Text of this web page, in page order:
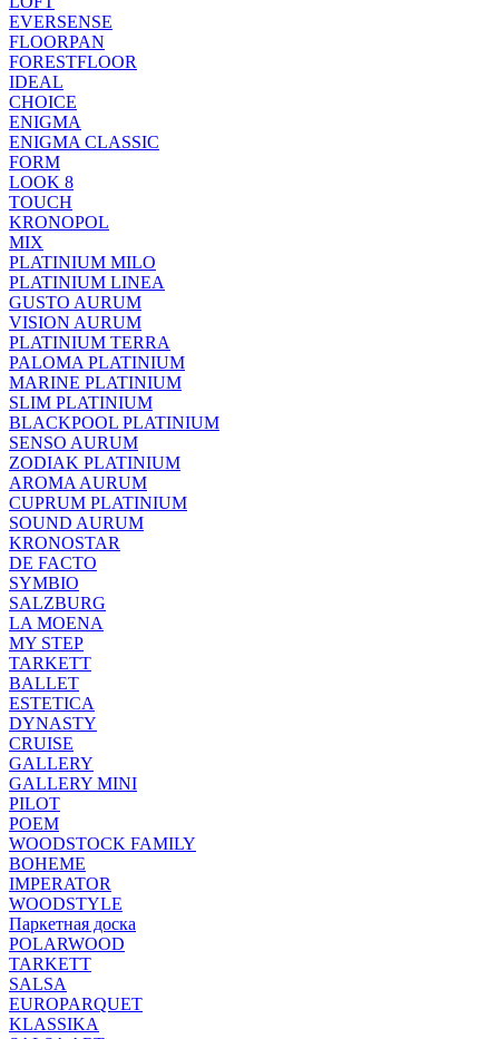
EVERSENSE
FLOORPAN
FORESTFLOOR
IDEAL
CHOICE
ENIGMA
ENIGMA CLASSIC
FORM
LOOK 8
TOUCH
KRONOPOL
MIX
PLATINIUM MILO
PLATINIUM LINEA
GUSTO AURUM
VISION AURUM
PLATINIUM TERRA
PALOMA PLATINIUM
MARINE PLATINIUM
SLIM PLATINIUM
BLACKPOOL PLATINIUM
SENSO AURUM
ZODIAK PLATINIUM
AROMA AURUM
CUPRUM PLATINIUM
SOUND AURUM
KRONOSTAR
DE FACTO
SYMBIO
SALZBURG
LA MOENA
MY STEP
TARKETT
BALLET
ESTETICA
DYNASTY
CRUISE
GALLERY
GALLERY MINI
PILOT
POEM
WOODSTOCK FAMILY
BOHEME
IMPERATOR
WOODSTYLE
Паркетная доска
POLARWOOD
TARKETT
SALSA
EUROPARQUET
KLASSIKA